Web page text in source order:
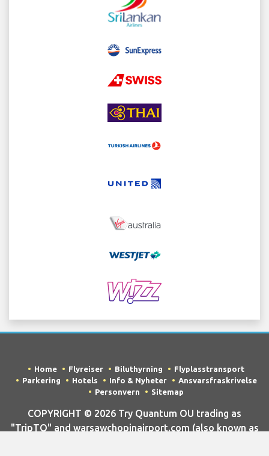
Home Flyreiser Biluthyrning
Flyplasstransport
Parkering
Hotels Info & Nyheter
Ansvarsfraskrivelse
Personvern
Sitemap
COPYRIGHT © 2026 Try Quantum OU trading as
"TripTQ" and warsawchopinairport.com (also known as